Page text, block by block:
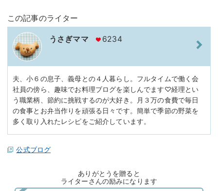
この記事のライター
うさぎママ 6234
夫、小６の息子、義母との４人暮らし。フルタイムで働く会
社員の傍ら、趣味でお料理ブログを楽しんでます♡経理とい
う職業柄、節約に挑戦するのが大好き。月３万の食費で毎日
の食事とお弁当作りを頑張る日々です。簡単で季節の野菜を
多く取り入れたレシピをご紹介しています。
公式ブログ
ありがとうを贈ると
ライターさんの励みになります